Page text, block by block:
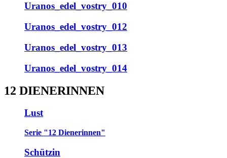
Uranos_edel_vostry_010
Uranos_edel_vostry_012
Uranos_edel_vostry_013
Uranos_edel_vostry_014
12 DIENERINNEN
Lust
Serie "12 Dienerinnen"
Schützin